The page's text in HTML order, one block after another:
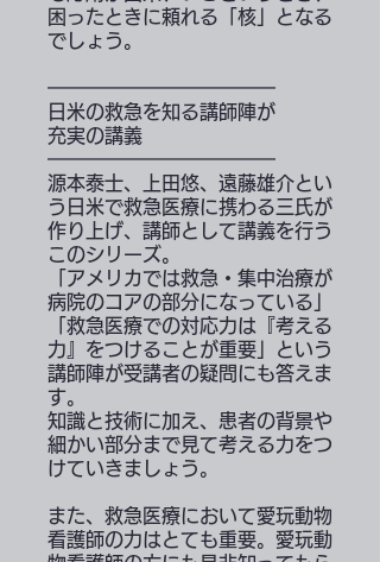
困ったときに頼れる「核」となる
でしょう。
━━━━━━━━━━━━
日米の救急を知る講師陣が
充実の講義
━━━━━━━━━━━━
源本泰士、上田悠、遠藤雄介とい
う日米で救急医療に携わる三氏が
作り上げ、講師として講義を行う
このシリーズ。
「アメリカでは救急・集中治療が
病院のコアの部分になっている」
「救急医療での対応力は『考える
力』をつけることが重要」という
講師陣が受講者の疑問にも答えま
す。
知識と技術に加え、患者の背景や
細かい部分まで見て考える力をつ
けていきましょう。
また、救急医療において愛玩動物
看護師の力はとても重要。愛玩動